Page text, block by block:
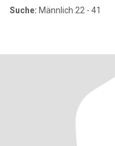
Suche: Männlich 22 - 41